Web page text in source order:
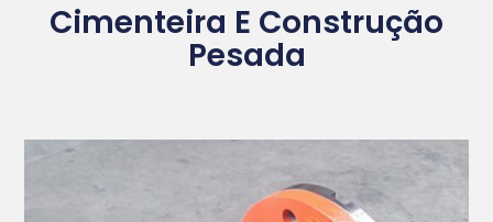
Cimenteira E Construção
Pesada